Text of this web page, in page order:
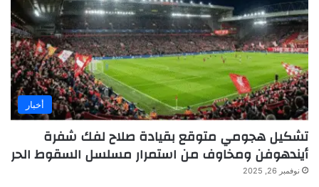
أخبار
تشكيل هجومي متوقع بقيادة صلاح لفك شفرة
أيندهوفن ومخاوف من استمرار مسلسل السقوط الحر
نوفمبر 26, 2025